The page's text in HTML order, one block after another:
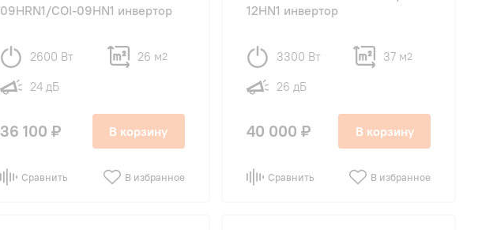
09HRN1/COI-09HN1 инвертор
2600 Вт 26 м2
24 дБ
36 100 ₽ В корзину
Сравнить В избранное
12HN1 инвертор
3300 Вт 37 м2
26 дБ
40 000 ₽ В корзину
Сравнить В избранное